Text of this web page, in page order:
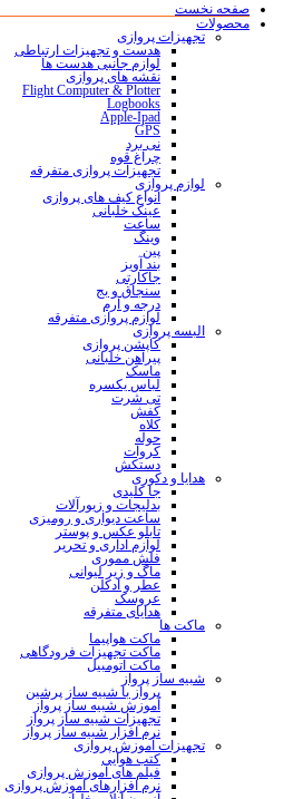
صفحه نخست
محصولات
تجهیزات پروازی
هدست و تجهیزات ارتباطی
لوازم جانبی هدست ها
نقشه های پروازی
Flight Computer & Plotter
Logbooks
Apple-Ipad
GPS
نی برد
چراغ قوه
تجهیزات پروازی متفرقه
لوازم پروازی
انواع کیف های پروازی
عینک خلبانی
ساعت
وینگ
پین
بند آویز
جاکارتی
سنجاق و بج
درجه و آرم
لوازم پروازی متفرقه
البسه پروازی
کاپشن پروازی
پیراهن خلبانی
ماسک
لباس یکسره
تی شرت
کفش
کلاه
حوله
کروات
دستکش
هدایا و دکوری
جا کلیدی
بدلیجات و زیورآلات
ساعت دیواری و رومیزی
تابلو عکس و پوستر
لوازم اداری و تحریر
فلش مموری
ماگ و زیر لیوانی
عطر و ادکلن
عروسک
هدایای متفرقه
ماکت ها
ماکت هواپیما
ماکت تجهیزات فرودگاهی
ماکت اتومبیل
شبیه ساز پرواز
پرواز با شبیه ساز پرشین
آموزش شبیه ساز پرواز
تجهیزات شبیه ساز پرواز
نرم افزار شبیه ساز پرواز
تجهیزات آموزش پروازی
کتب هوایی
فیلم های آموزش پروازی
نرم افزارهای آموزش پروازی